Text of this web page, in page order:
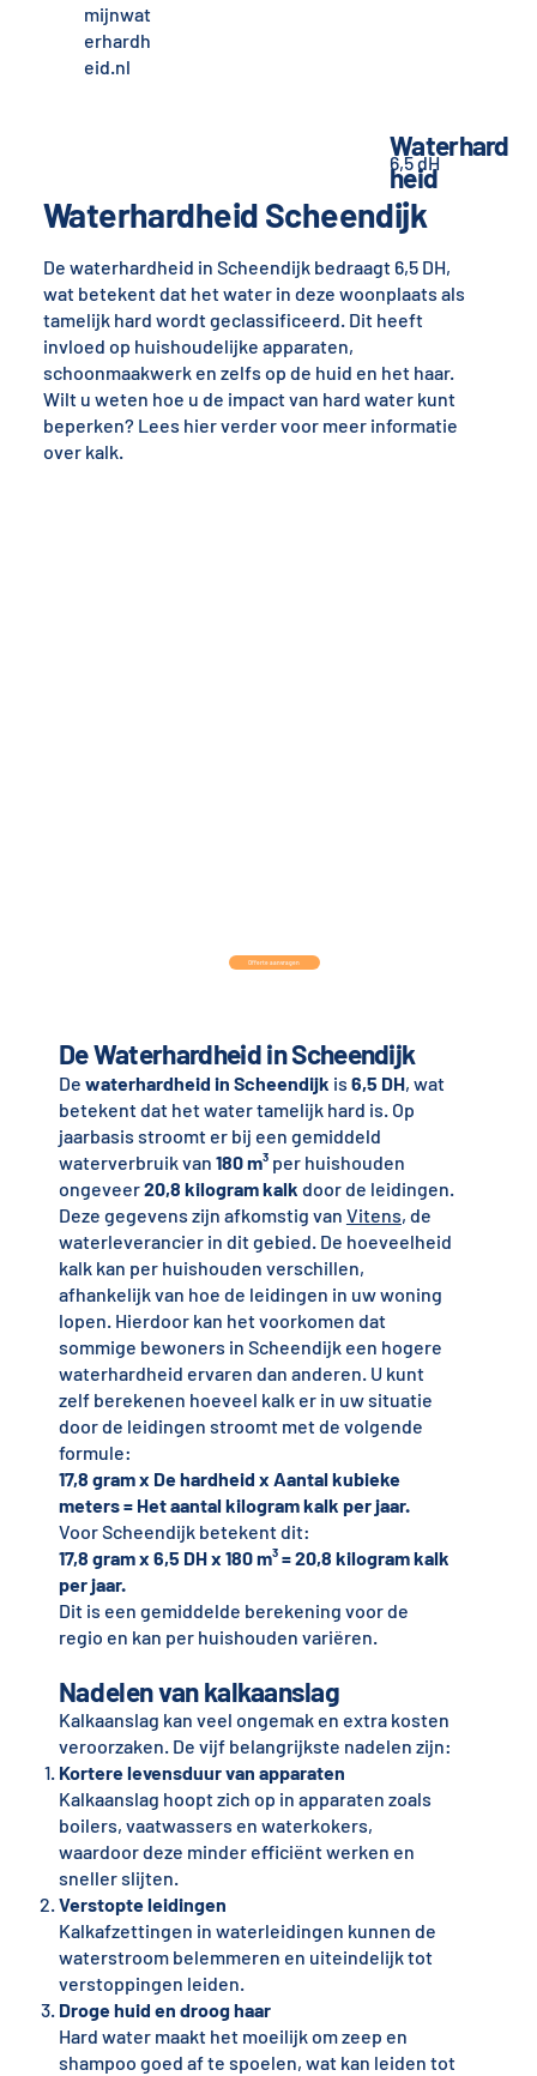
mijnwat
erhardh
eid.nl
Waterhardheid Scheendijk
De waterhardheid in Scheendijk bedraagt 6,5 DH,
wat betekent dat het water in deze woonplaats als
tamelijk hard wordt geclassificeerd. Dit heeft
invloed op huishoudelijke apparaten,
schoonmaakwerk en zelfs op de huid en het haar.
Wilt u weten hoe u de impact van hard water kunt
beperken? Lees hier verder voor meer informatie
over kalk.
Waterhard
heid
6,5 dH
De Waterhardheid in Scheendijk
De waterhardheid in Scheendijk is 6,5 DH, wat
betekent dat het water tamelijk hard is. Op
jaarbasis stroomt er bij een gemiddeld
waterverbruik van 180 m³per huishouden
ongeveer20,8 kilogram kalk door de leidingen.
Deze gegevens zijn afkomstig van Vitens, de
waterleverancier in dit gebied. De hoeveelheid
kalk kan per huishouden verschillen,
afhankelijk van hoe de leidingen in uw woning
lopen. Hierdoor kan het voorkomen dat
sommige bewoners in Scheendijk een hogere
waterhardheid ervaren dan anderen. U kunt
zelf berekenen hoeveel kalk er in uw situatie
door de leidingen stroomt met de volgende
formule:
17,8 gram x De hardheid x Aantal kubieke
meters = Het aantal kilogram kalk per jaar.
Voor Scheendijk betekent dit:
17,8 gram x 6,5 DH x 180 m³ = 20,8 kilogram kalk
per jaar.
Dit is een gemiddelde berekening voor de
regio en kan per huishouden variëren.
Nadelen van kalkaanslag
Kalkaanslag kan veel ongemak en extra kosten
veroorzaken. De vijf belangrijkste nadelen zijn:
Kortere levensduur van apparaten
Kalkaanslag hoopt zich op in apparaten zoals
boilers, vaatwassers en waterkokers,
waardoor deze minder efficiënt werken en
sneller slijten.
Verstopte leidingen
Kalkafzettingen in waterleidingen kunnen de
waterstroom belemmeren en uiteindelijk tot
verstoppingen leiden.
Droge huid en droog haar
Hard water maakt het moeilijk om zeep en
shampoo goed af te spoelen, wat kan leiden tot
Offerte aanvragen